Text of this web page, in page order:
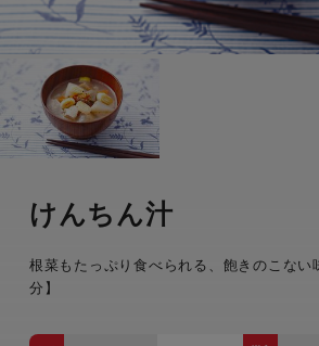
けんちん汁
根菜もたっぷり食べられる、飽きのこない
分】